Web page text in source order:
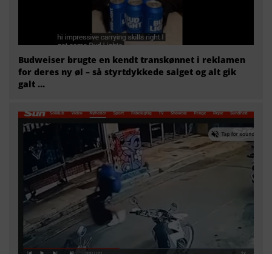
Budweiser brugte en kendt transkønnet i reklamen
for deres ny øl – så styrtdykkede salget og alt gik
galt …